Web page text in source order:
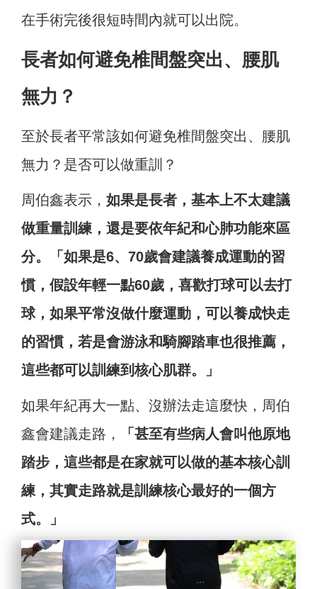
在手術完後很短時間內就可以出院。
長者如何避免椎間盤突出、腰肌
無力？
至於長者平常該如何避免椎間盤突出、腰肌
無力？是否可以做重訓？
周伯鑫表示， 如果是長者，基本上不太建議
做重量訓練，還是要依年紀和心肺功能來區
分。「如果是6、70歲會建議養成運動的習
慣，假設年輕一點60歲，喜歡打球可以去打
球，如果平常沒做什麼運動，可以養成快走
的習慣，若是會游泳和騎腳踏車也很推薦，
這些都可以訓練到核心肌群。」
如果年紀再大一點、沒辦法走這麼快，周伯
鑫會建議走路，
「甚至有些病人會叫他原地
踏步，這些都是在家就可以做的基本核心訓
練，其實走路就是訓練核心最好的一個方
式。」